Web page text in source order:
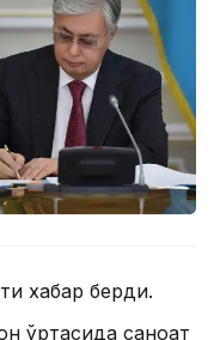
хабар берди.
ўртасида саноат